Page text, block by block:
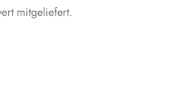
mitgeliefert.